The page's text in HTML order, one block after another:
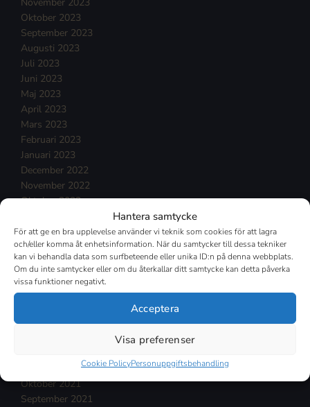
Hantera samtycke
För att ge en bra upplevelse använder vi teknik som cookies för att lagra
och/eller komma åt enhetsinformation. När du samtycker till dessa tekniker
kan vi behandla data som surfbeteende eller unika ID:n på denna webbplats.
Om du inte samtycker eller om du återkallar ditt samtycke kan detta påverka
vissa funktioner negativt.
Acceptera
Visa preferenser
Cookie PolicyPersonuppgiftsbehandling
November 2023
Oktober 2023
September 2023
Augusti 2023
Juli 2023
Juni 2023
Maj 2023
April 2023
Mars 2023
Februari 2023
Januari 2023
December 2022
November 2022
Oktober 2022
Augusti 2022
Juli 2022
Juni 2022
Maj 2022
April 2022
Februari 2022
November 2021
Oktober 2021
September 2021